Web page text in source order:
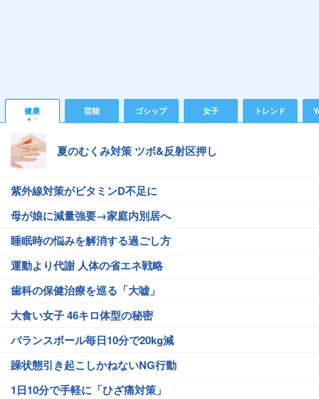
健康 芸能 ゴシップ 女子 トレンド
夏のむくみ対策 ツボ&反射区押し
紫外線対策がビタミンD不足に
母が娘に減量強要→家庭内別居へ
睡眠時の悩みを解消する過ごし方
運動より代謝 人体の省エネ戦略
歯科の保健治療を巡る「大嘘」
大食い女子 46キロ体型の秘密
バランスボール毎日10分で20kg減
躁状態引き起こしかねないNG行動
1日10分で手軽に「ひざ痛対策」